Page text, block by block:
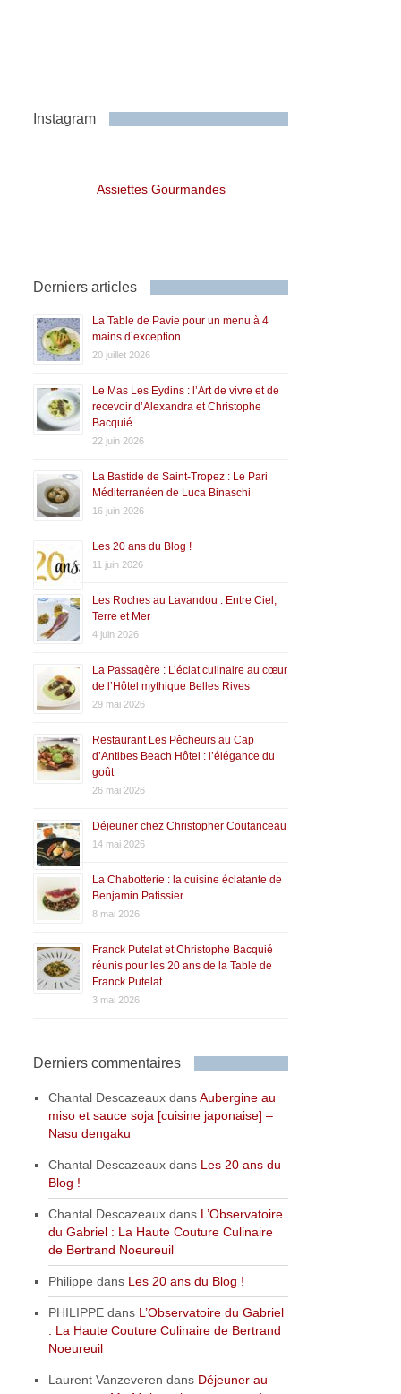
Instagram
Assiettes Gourmandes
Derniers articles
La Table de Pavie pour un menu à 4
mains d’exception
20 juillet 2026
Le Mas Les Eydins : l’Art de vivre et de
recevoir d’Alexandra et Christophe
Bacquié
22 juin 2026
La Bastide de Saint-Tropez : Le Pari
Méditerranéen de Luca Binaschi
16 juin 2026
Les 20 ans du Blog !
11 juin 2026
Les Roches au Lavandou : Entre Ciel,
Terre et Mer
4 juin 2026
La Passagère : L’éclat culinaire au cœur
de l’Hôtel mythique Belles Rives
29 mai 2026
Restaurant Les Pêcheurs au Cap
d’Antibes Beach Hôtel : l’élégance du
goût
26 mai 2026
Déjeuner chez Christopher Coutanceau
14 mai 2026
La Chabotterie : la cuisine éclatante de
Benjamin Patissier
8 mai 2026
Franck Putelat et Christophe Bacquié
réunis pour les 20 ans de la Table de
Franck Putelat
3 mai 2026
Derniers commentaires
Chantal Descazeaux dansAubergine au
miso et sauce soja [cuisine japonaise] –
Nasu dengaku
Chantal Descazeaux dans Les 20 ans du
Blog !
Chantal Descazeaux dans L’Observatoire
du Gabriel : La Haute Couture Culinaire
de Bertrand Noeureuil
Philippe dans Les 20 ans du Blog !
PHILIPPE dans L’Observatoire du Gabriel
: La Haute Couture Culinaire de Bertrand
Noeureuil
Laurent Vanzeveren dans Déjeuner au